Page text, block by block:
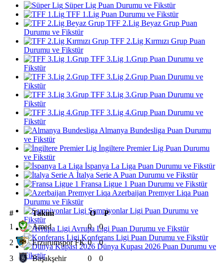
Süper Lig Puan Durumu ve Fikstür
TFF 1.Lig Puan Durumu ve Fikstür
TFF 2.Lig Beyaz Grup Puan
Durumu ve Fikstür
TFF 2.Lig Kırmızı Grup Puan
Durumu ve Fikstür
TFF 3.Lig 1.Grup Puan Durumu ve
Fikstür
TFF 3.Lig 2.Grup Puan Durumu ve
Fikstür
TFF 3.Lig 3.Grup Puan Durumu ve
Fikstür
TFF 3.Lig 4.Grup Puan Durumu ve
Fikstür
Almanya Bundesliga Puan Durumu
ve Fikstür
İngiltere Premier Lig Puan Durumu
ve Fikstür
İspanya La Liga Puan Durumu ve Fikstür
İtalya Serie A Puan Durumu ve Fikstür
Fransa Ligue 1 Puan Durumu ve Fikstür
Azerbaijan Premyer Liqa Puan
Durumu ve Fikstür
Şampiyonlar Ligi Puan Durumu ve
Fikstür
Avrupa Ligi Puan Durumu ve Fikstür
Konferans Ligi Puan Durumu ve Fikstür
Dünya Kupası 2026 Puan Durumu ve
Fikstür
# Takım O
P
1
Amed 0
0
2
Erzurumspor FK 0
0
3
Başakşehir 0
0